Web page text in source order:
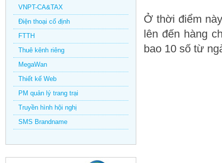
VNPT-CA&TAX
Điện thoại cố định
FTTH
Thuê kênh riêng
MegaWan
Thiết kế Web
PM quản lý trang trại
Truyền hình hội nghị
SMS Brandname
Ở thời điểm
lên đến hàng
bao 10 số từ